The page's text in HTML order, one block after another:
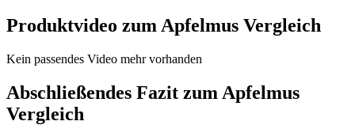
Produktvideo zumApfelmus Vergleich
Kein passendes Video mehr vorhanden
Abschließendes Fazit zum Apfelmus
Vergleich